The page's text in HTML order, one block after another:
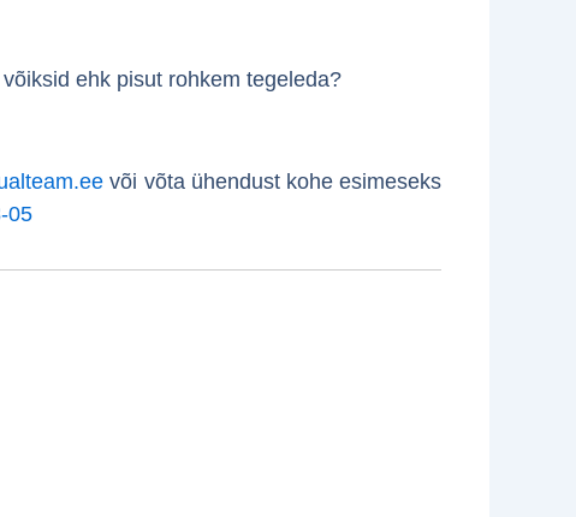
ehk pisut rohkem tegeleda?
või võta ühendust kohe esimeseks
05